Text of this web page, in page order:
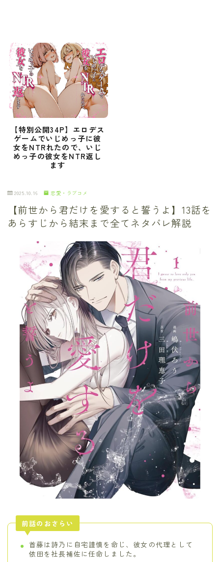
【特別公開34P】エロデス
ゲームでいじめっ子に彼
女をNTRれたので、いじ
めっ子の彼女をNTR返し
ます
2025.10.16 恋愛・ラブコメ
【前世から君だけを愛すると誓うよ】13話を
あらすじから結末まで全てネタバレ解説
前話のおさらい
首藤は詩乃に自宅謹慎を命じ、彼女の代理として
依田を社長補佐に任命しました。